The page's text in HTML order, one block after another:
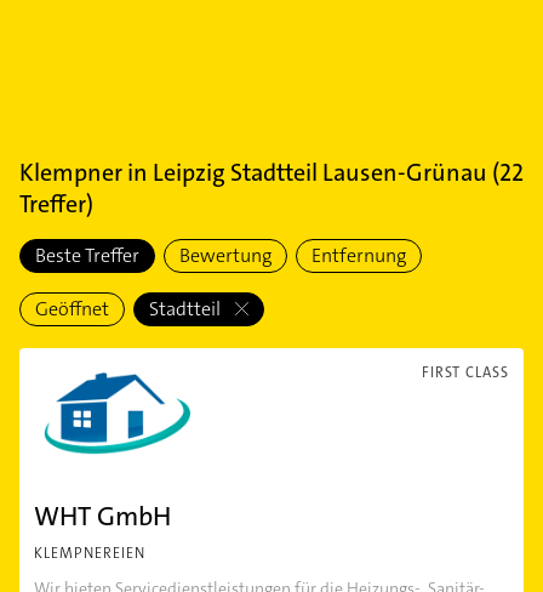
Klempnerin Leipzig Stadtteil Lausen-Grünau (22
Treffer)
Beste Treffer Bewertung Entfernung
Geöffnet Stadtteil
FIRST CLASS
WHT GmbH
KLEMPNEREIEN